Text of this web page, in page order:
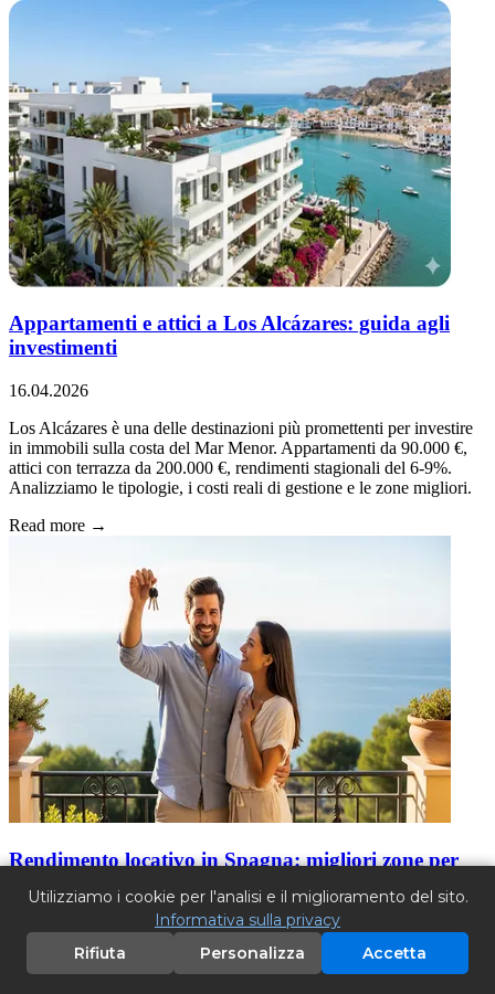
Appartamenti e attici a Los Alcázares: guida agli
investimenti
16.04.2026
Los Alcázares è una delle destinazioni più promettenti per investire
in immobili sulla costa del Mar Menor. Appartamenti da 90.000 €,
attici con terrazza da 200.000 €, rendimenti stagionali del 6-9%.
Analizziamo le tipologie, i costi reali di gestione e le zone migliori.
Read more →
Rendimento locativo in Spagna: migliori zone per
Guida basata sui dati ai rendimenti locativi in Spagna — dall'8%
Utilizziamo i cookie per l'analisi e il miglioramento del sito.
Informativa sulla privacy
Rifiuta
Personalizza Accetta